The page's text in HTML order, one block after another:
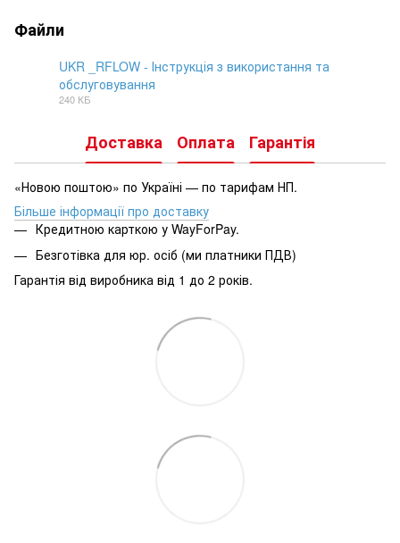
Файли
UKR _RFLOW - Інструкція з використання та
обслуговування
240 КБ
Доставка Оплата Гарантія
«Новою поштою» по Україні — по тарифам НП.
Більше інформації про доставку
Кредитною карткою у WayForPay.
Безготівка для юр. осіб (ми платники ПДВ)
Гарантія від виробника від 1 до 2 років.